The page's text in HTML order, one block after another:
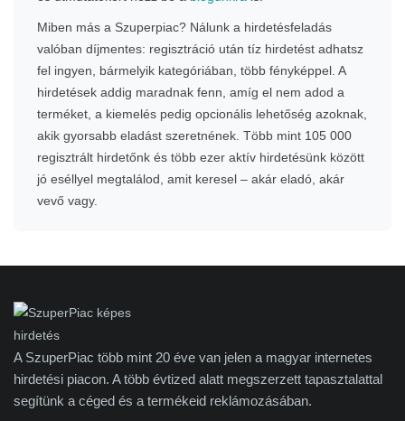
Miben más a Szuperpiac? Nálunk a hirdetésfeladás
valóban díjmentes: regisztráció után tíz hirdetést adhatsz
fel ingyen, bármelyik kategóriában, több fényképpel. A
hirdetések addig maradnak fenn, amíg el nem adod a
terméket, a kiemelés pedig opcionális lehetőség azoknak,
akik gyorsabb eladást szeretnének. Több mint 105 000
regisztrált hirdetőnk és több ezer aktív hirdetésünk között
jó eséllyel megtalálod, amit keresel – akár eladó, akár
vevő vagy.
A SzuperPiac több mint 20 éve van jelen a magyar internetes
hirdetési piacon. A több évtized alatt megszerzett tapasztalattal
segítünk a céged és a termékeid reklámozásában.